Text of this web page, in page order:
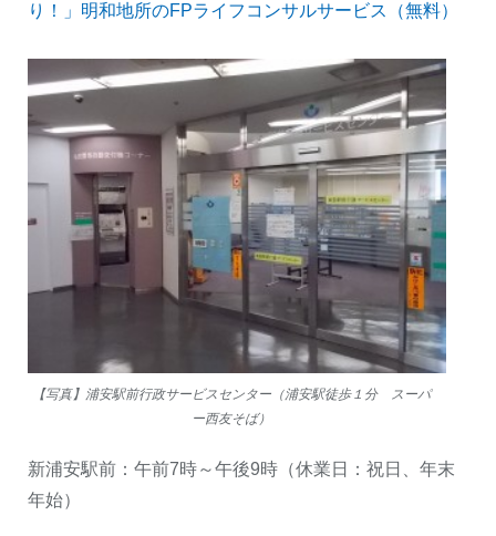
り！」明和地所のFPライフコンサルサービス（無料）
【写真】浦安駅前行政サービスセンター（浦安駅徒歩１分 スーパ
ー西友そば）
新浦安駅前：午前7時～午後9時（休業日：祝日、年末
年始）